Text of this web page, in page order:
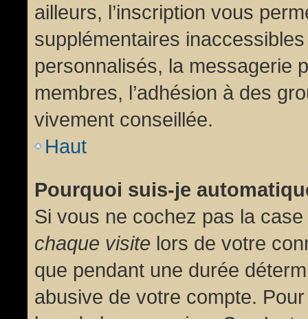
ailleurs, l’inscription vous
supplémentaires
personnalisés, la messagerie
membres, l’adhésion à des
vivement conseillée.
Haut
Pourquoi suis-je
Si vous ne cochez pas la case
chaque visite lors de votre
que pendant une durée
abusive de votre compte.